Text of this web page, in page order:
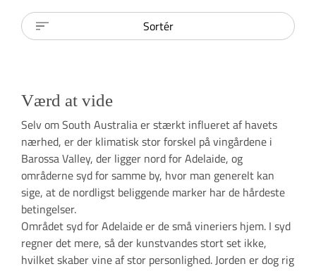
Sortér
Værd at vide
Selv om South Australia er stærkt influeret af havets
nærhed, er der klimatisk stor forskel på vingårdene i
Barossa Valley, der ligger nord for Adelaide, og
områderne syd for samme by, hvor man generelt kan
sige, at de nordligst beliggende marker har de hårdeste
betingelser.
Området syd for Adelaide er de små vineriers hjem. I syd
regner det mere, så der kunstvandes stort set ikke,
hvilket skaber vine af stor personlighed. Jorden er dog rig